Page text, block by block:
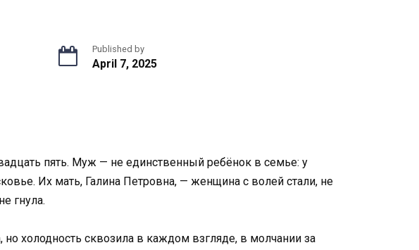
Published by
April 7, 2025
пять. Муж — не единственный ребёнок в семье: у
Их мать, Галина Петровна, — женщина с волей стали, не
гнула.
холодность сквозила в каждом взгляде, в молчании за